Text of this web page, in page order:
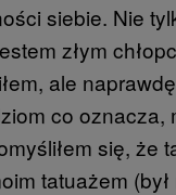
siebie. Nie
złym
ale
co oznacza,
się, że
tatuażem (był